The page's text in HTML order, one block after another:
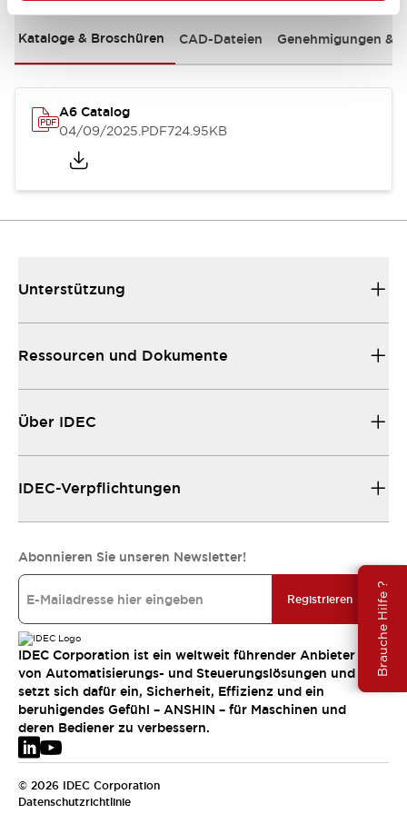
Brauche Hilfe ?
Kataloge & Broschüren CAD-Dateien Genehmigungen &
A6 Catalog
04/09/2025.PDF724.95KB
Unterstützung
Ressourcen und Dokumente
Über IDEC
IDEC-Verpflichtungen
Abonnieren Sie unseren Newsletter!
Registrieren
IDEC Corporation ist ein weltweit führender Anbieter
von Automatisierungs- und Steuerungslösungen und
setzt sich dafür ein, Sicherheit, Effizienz und ein
beruhigendes Gefühl – ANSHIN – für Maschinen und
deren Bediener zu verbessern.
© 2026 IDEC Corporation
Datenschutzrichtlinie